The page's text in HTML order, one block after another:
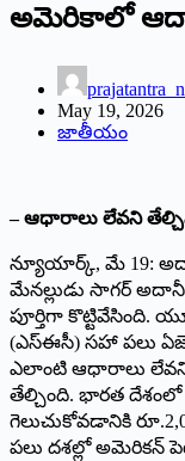
అమెరికాలో
May 19, 2026
జాతీయం
– ఆధారాలు లేవని
న్యూయార్క్, మే 19:
మేనల్లుడు సాగర్
పూర్తిగా కొట్టివేసింది.
(ఎస్‌ఈసీ) సహా పలు
ఎలాంటి ఆధారాలు లేవని,
తేల్చింది. భారత దేశంలో
గెలుచుకోవడానికి
పలు దశల్లో అమెరికన్